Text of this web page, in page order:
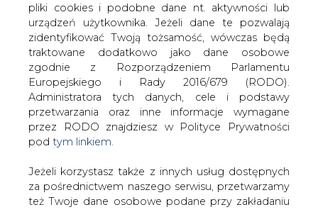
WŁĄCZ CIRE.TV
pliki cookies i podobne dane nt. aktywności lub
urządzeń użytkownika. Jeżeli dane te pozwalają
zidentyfikować Twoją tożsamość, wówczas będą
traktowane dodatkowo jako dane osobowe
zgodnie z Rozporządzeniem Parlamentu
Europejskiego i Rady 2016/679 (RODO).
Administratora tych danych, cele i podstawy
przetwarzania oraz inne informacje wymagane
przez RODO znajdziesz w Polityce Prywatności
pod tym linkiem.
Jeżeli korzystasz także z innych usług dostępnych
za pośrednictwem naszego serwisu, przetwarzamy
też Twoje dane osobowe podane przy zakładaniu